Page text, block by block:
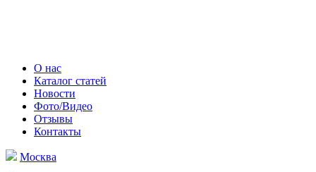
О нас
Каталог статей
Новости
Фото/Видео
Отзывы
Контакты
Москва